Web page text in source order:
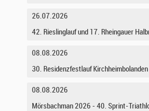
26.07.2026
42. Rieslinglauf und 17. Rheingauer
08.08.2026
30. Residenzfestlauf Kirchheimbolanden
08.08.2026
Mörsbachman 2026 - 40. Sprint-